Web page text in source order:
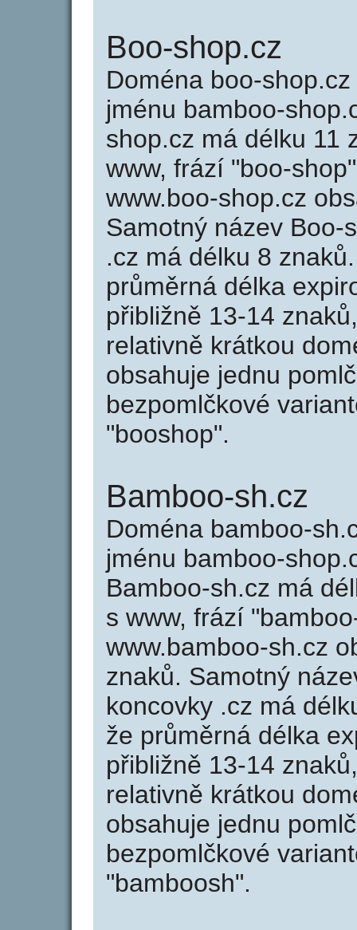
Boo-shop.cz
Doména boo-
jménu bamboo-
shop.cz má délku 11
www, frází "boo-
www.boo-shop.cz
Samotný název Boo-
.cz má délku 8
průměrná délka
přibližně 13-14
relativně krátkou
obsahuje jednu
bezpomlčkové
"booshop".
Bamboo-sh.cz
Doména bamboo-
jménu bamboo-
Bamboo-sh.cz má
s www, frází
www.bamboo-sh.cz
znaků. Samotný
koncovky .cz má
že průměrná délka
přibližně 13-14
relativně krátkou
obsahuje jednu
bezpomlčkové
"bamboosh".